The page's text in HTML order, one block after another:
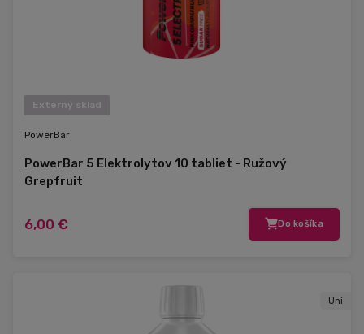
Externý sklad
PowerBar
PowerBar 5 Elektrolytov 10 tabliet - Ružový
Grepfruit
6,00 € Do košíka
Uni